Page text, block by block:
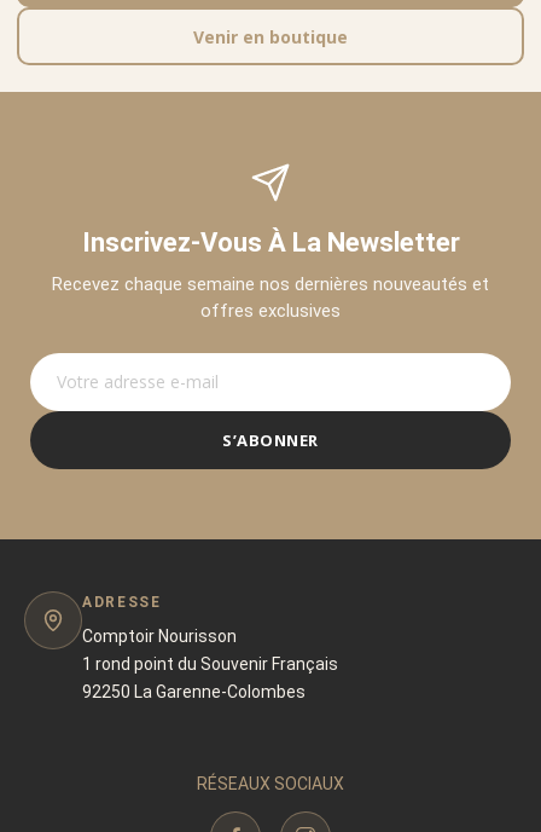
Venir en boutique
Inscrivez-Vous À La Newsletter
Recevez chaque semaine nos dernières nouveautés et
offres exclusives
S’ABONNER
ADRESSE
Comptoir Nourisson
1 rond point du Souvenir Français
92250 La Garenne-Colombes
RÉSEAUX SOCIAUX